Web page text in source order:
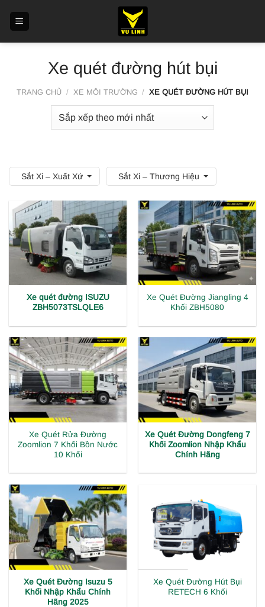
Xe quét đường hút bụi
TRANG CHỦ / XE MÔI TRƯỜNG / XE QUÉT ĐƯỜNG HÚT BỤI
Sắt Xi – Xuất Xứ Sắt Xi – Thương Hiệu
Xe quét đường ISUZU
ZBH5073TSLQLE6
Xe Quét Đường Jiangling 4
Khối ZBH5080
Xe Quét Rửa Đường
Zoomlion 7 Khối Bồn Nước
10 Khối
Xe Quét Đường Dongfeng 7
Khối Zoomlion Nhập Khẩu
Chính Hãng
Xe Quét Đường Isuzu 5
Khối Nhập Khẩu Chính
Hãng 2025
Xe Quét Đường Hút Bụi
RETECH 6 Khối